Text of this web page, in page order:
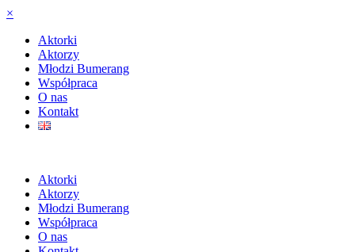
×
Aktorki
Aktorzy
Młodzi Bumerang
Współpraca
O nas
Kontakt
Aktorki
Aktorzy
Młodzi Bumerang
Współpraca
O nas